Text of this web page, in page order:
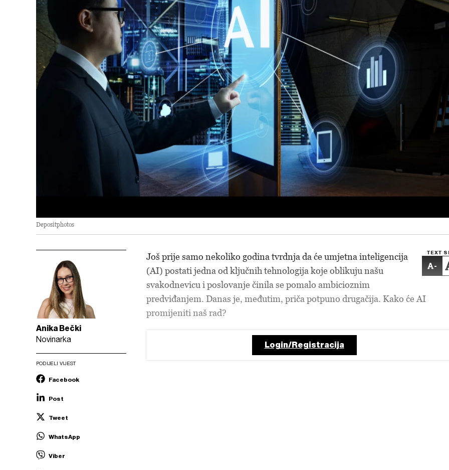
Depositphotos
Anika Bečki
Novinarka
PODIJELI VIJEST
Facebook
Post
Tweet
WhatsApp
Viber
TEXT
-
Još prije samo nekoliko godina tvrdnja da će umjetna inteligencija
(AI) postati jedna od ključnih tehnologija koje oblikuju našu
svakodnevicu i poslovanje činila se pomalo ambicioznim
predviđanjem. Danas je, međutim, priča potpuno drugačija. Kako će AI
promijeniti naš rad?
Login/Registracija